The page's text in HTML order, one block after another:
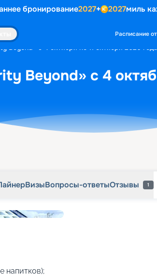
бронирование2027+ 2027миль
Расписание
Beyond» с 4 октября по 11 октября 2026 года
Beyond» с 4
ВизыВопросы-ответыОтзывы 1
напитков);